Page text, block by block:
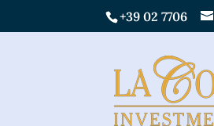
+39 02 7706